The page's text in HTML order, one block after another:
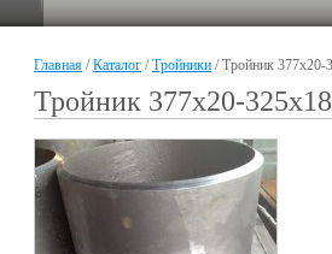
Главная /Каталог /Тройники / Тройник 377х20-
Тройник 377х20-325х18